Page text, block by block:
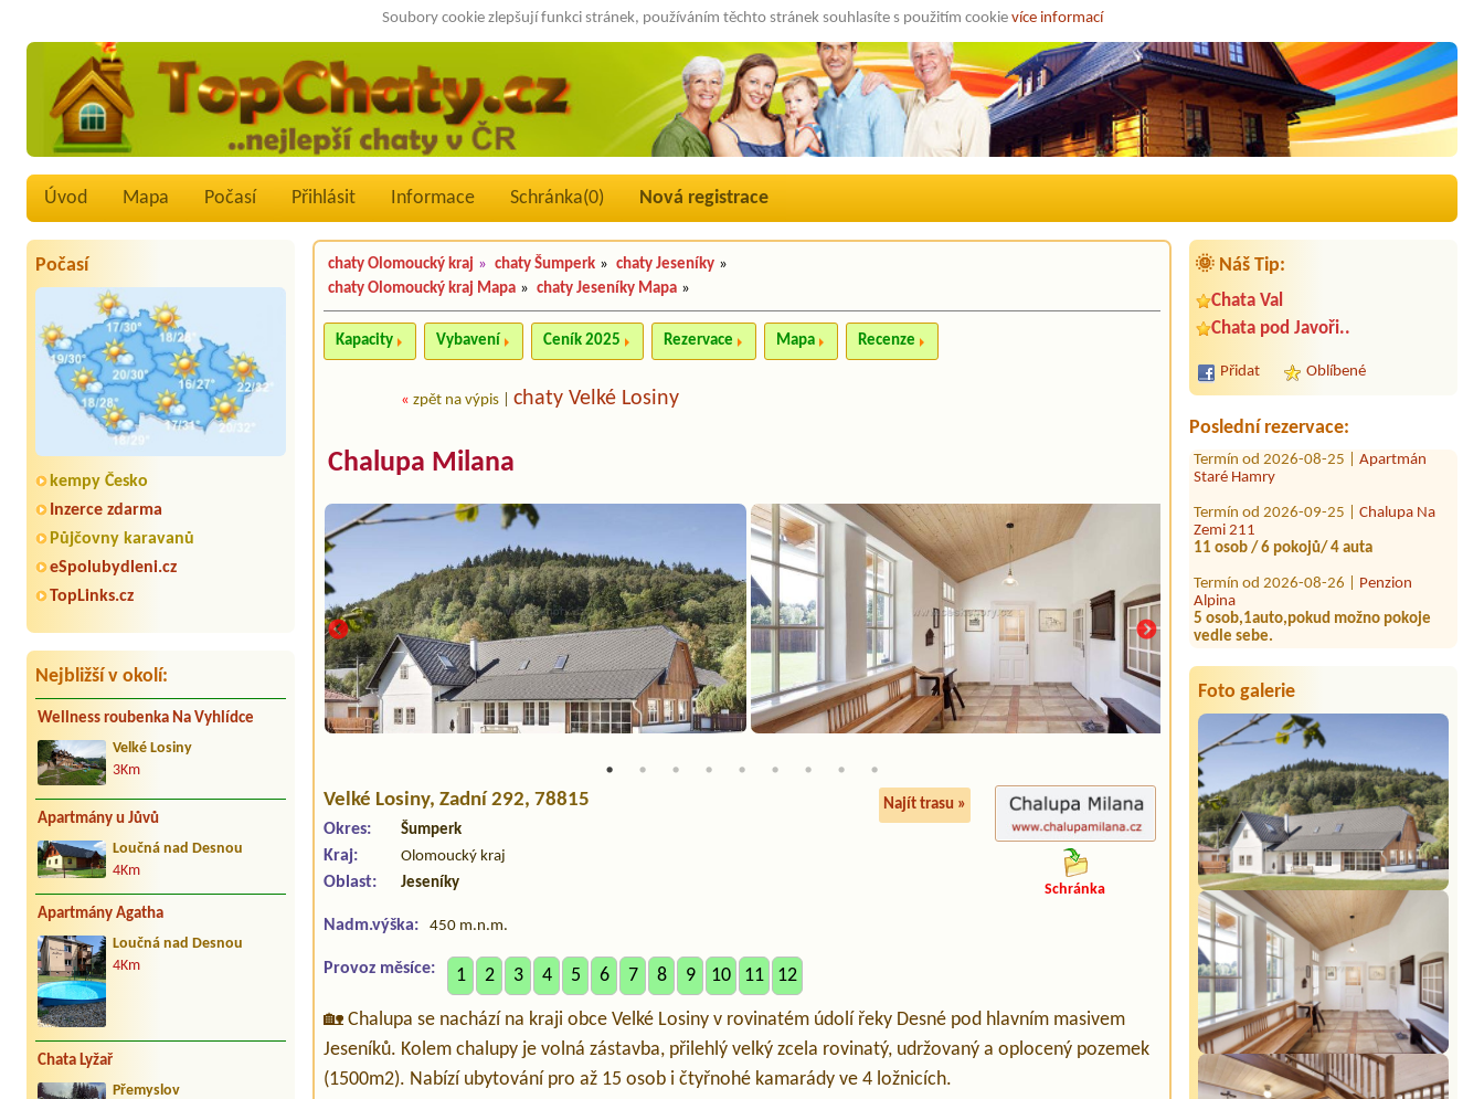
Soubory cookie zlepšují funkci stránek, používáním těchto stránek souhlasíte s použitím cookie více informací
Úvod Mapa Počasí Přihlásit Informace Schránka(0) Nová registrace
Počasí
kempy Česko
Inzerce zdarma
Půjčovny karavanů
eSpolubydleni.cz
TopLinks.cz
Nejbližší v okolí:
Wellness roubenka Na Vyhlídce
Velké Losiny
3Km
Apartmány u Jůvů
Loučná nad Desnou
4Km
Apartmány Agatha
Loučná nad Desnou
4Km
Chata Lyžař
Přemyslov
🌞 Náš Tip:
Chata Val
Chata pod Javoři..
Přidat Oblíbené
Poslední rezervace:
Termín od 2026-08-27 |
Razula
Termín od 2026-08-26 |
Apartmán
Staré Hamry
5 osob,1 auto.
Termín od 2026-08-25 |
Staré Hamry
Termín od 2026-09-25 |
Zemi 211
11 osob / 6 pokojů/ 4 auta
Termín od 2026-08-26 |Penzion
Alpina
5 osob,1auto,pokud možno pokoje
vedle sebe.
Termín od 2026-08-25 |
Ubytování pro 5 osob,1 auto.
Foto galerie
chaty Olomoucký kraj » chaty Šumperk » chaty Jeseníky »
chaty Olomoucký kraj Mapa » chaty Jeseníky Mapa »
Kapacity Vybavení Ceník 2025 Rezervace Mapa Recenze
«zpět na výpis |chaty Velké Losiny
Chalupa Milana
Velké Losiny, Zadní 292, 78815 Najít trasu »
Okres: Šumperk
Kraj: Olomoucký kraj
Oblast: Jeseníky
Nadm.výška: 450 m.n.m.
Schránka
Provoz měsíce: 1 2 3 4 5 6 7 8 9 10 11 12
🏡 Chalupa se nachází na kraji obce Velké Losiny v rovinatém údolí řeky Desné pod hlavním masivem
Jeseníků. Kolem chalupy je volná zástavba, přilehlý velký zcela rovinatý, udržovaný a oplocený pozemek
(1500m2). Nabízí ubytování pro až 15 osob i čtyřnohé kamarády ve 4 ložnicích.